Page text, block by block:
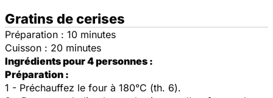
Gratins de cerises
Préparation : 10 minutes
Cuisson : 20 minutes
Ingrédients pour 4 personnes :
Préparation :
1 - Préchauffez le four à 180°C (th. 6).